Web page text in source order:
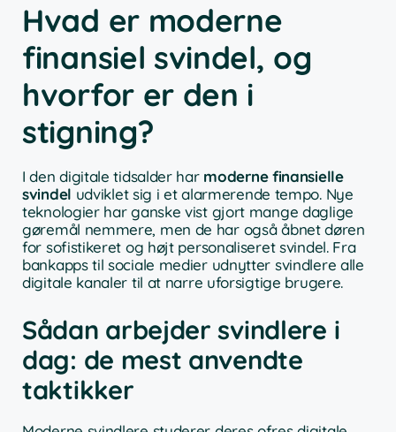
Hvad er moderne
finansiel svindel, og
hvorfor er den i
stigning?
I den digitale tidsalder har moderne finansielle
svindel udviklet sig i et alarmerende tempo. Nye
teknologier har ganske vist gjort mange daglige
gøremål nemmere, men de har også åbnet døren
for sofistikeret og højt personaliseret svindel. Fra
bankapps til sociale medier udnytter svindlere alle
digitale kanaler til at narre uforsigtige brugere.
Sådan arbejder svindlere i
dag: de mest anvendte
taktikker